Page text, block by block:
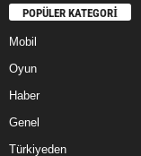
POPÜLER KATEGORİ
Mobil
Oyun
Haber
Genel
Türkiyeden